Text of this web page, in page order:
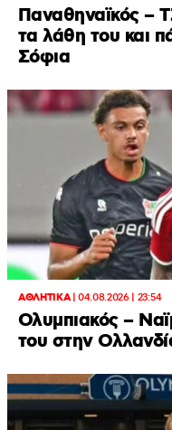
Παναθηναϊκός –
τα λάθη του και
Σόφια
ΑΘΛΗΤΙΚΑ|04.08.2026 | 23:54
Ολυμπιακός –
του στην